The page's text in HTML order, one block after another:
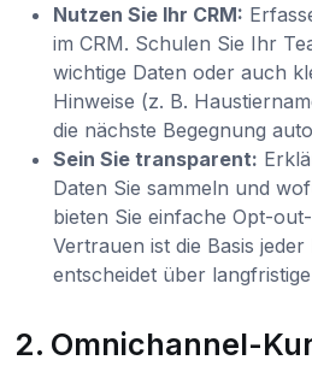
Nutzen Sie Ihr CRM:
im CRM. Schulen Sie Ihr
wichtige Daten oder auch
Hinweise (z. B.
die nächste Begegnung
Sein Sie transparent:
Daten Sie sammeln und
bieten Sie einfache Opt-
Vertrauen ist die Basis
entscheidet über
2. Omnichannel-